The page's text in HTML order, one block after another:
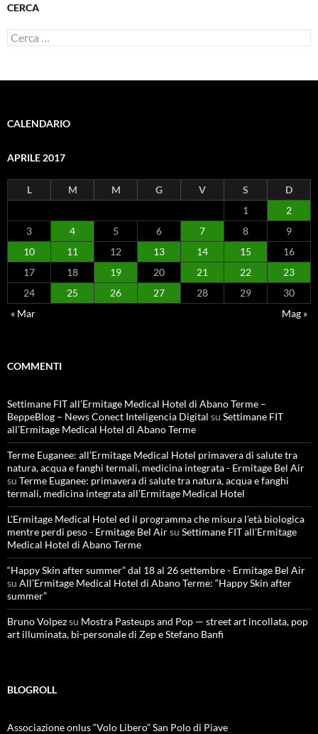
CERCA
Ricerca
per:
CALENDARIO
APRILE 2017
L M M G V S
D
1
2
3
4 5 6 7 8
9
10
11 12 13 14 15
16
17
18 19 20 21 22
23
24
25 26 27 28 29
30
« Mar
Mag »
COMMENTI
Settimane FIT all’Ermitage Medical Hotel di Abano Terme –
BeppeBlog – News Conect Inteligencia Digital su Settimane FIT
all’Ermitage Medical Hotel di Abano Terme
Terme Euganee: all’Ermitage Medical Hotel primavera di salute tra
natura, acqua e fanghi termali, medicina integrata - Ermitage Bel Air
su Terme Euganee: primavera di salute tra natura, acqua e fanghi
termali, medicina integrata all’Ermitage Medical Hotel
L'Ermitage Medical Hotel ed il programma che misura l’età biologica
mentre perdi peso - Ermitage Bel Airsu Settimane FIT all’Ermitage
Medical Hotel di Abano Terme
“Happy Skin after summer” dal 18 al 26 settembre - Ermitage Bel Air
su All’Ermitage Medical Hotel di Abano Terme: “Happy Skin after
summer”
Bruno Volpezsu Mostra Pasteups and Pop — street art incollata, pop
art illuminata, bi-personale di Zep e Stefano Banfi
BLOGROLL
Associazione onlus “Volo Libero” San Polo di Piave